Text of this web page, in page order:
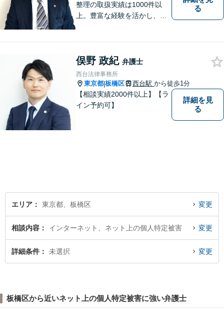
整理の取扱実績は1000件以
上。豊富な経験を活かし、ご
脚で解決へ向けて尽力いたし
ます。まずはお気軽にご相談
ください。
る
俣野 政紀 弁護士
西台法律事務所
東京都|板橋区 西台駅 から徒歩1分
【相談実績2000件以上】【ラ
イン予約可】
詳細を見
る
エリア 東京都、板橋区 変更
相談内容 インターネット、ネット上の個人特定被害 変更
詳細条件 未選択 変更
板橋区から近いネット上の個人特定被害に強い弁護士